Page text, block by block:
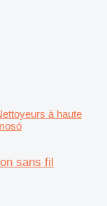
à haute
sans fil